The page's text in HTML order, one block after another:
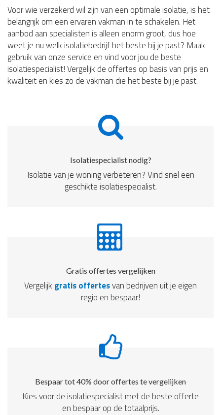
Voor wie verzekerd wil zijn van een optimale isolatie, is het
belangrijk om een ervaren vakman in te schakelen. Het
aanbod aan specialisten is alleen enorm groot, dus hoe
weet je nu welk isolatiebedrijf het beste bij je past? Maak
gebruik van onze service en vind voor jou de beste
isolatiespecialist! Vergelijk de offertes op basis van prijs en
kwaliteit en kies zo de vakman die het beste bij je past.
Isolatiespecialist nodig?
Isolatie van je woning verbeteren? Vind snel een
geschikte isolatiespecialist.
Gratis offertes vergelijken
Vergelijk gratis offertesvan bedrijven uit je eigen
regio en bespaar!
Bespaar tot 40% door offertes te vergelijken
Kies voor de isolatiespecialist met de beste offerte
en bespaar op de totaalprijs.